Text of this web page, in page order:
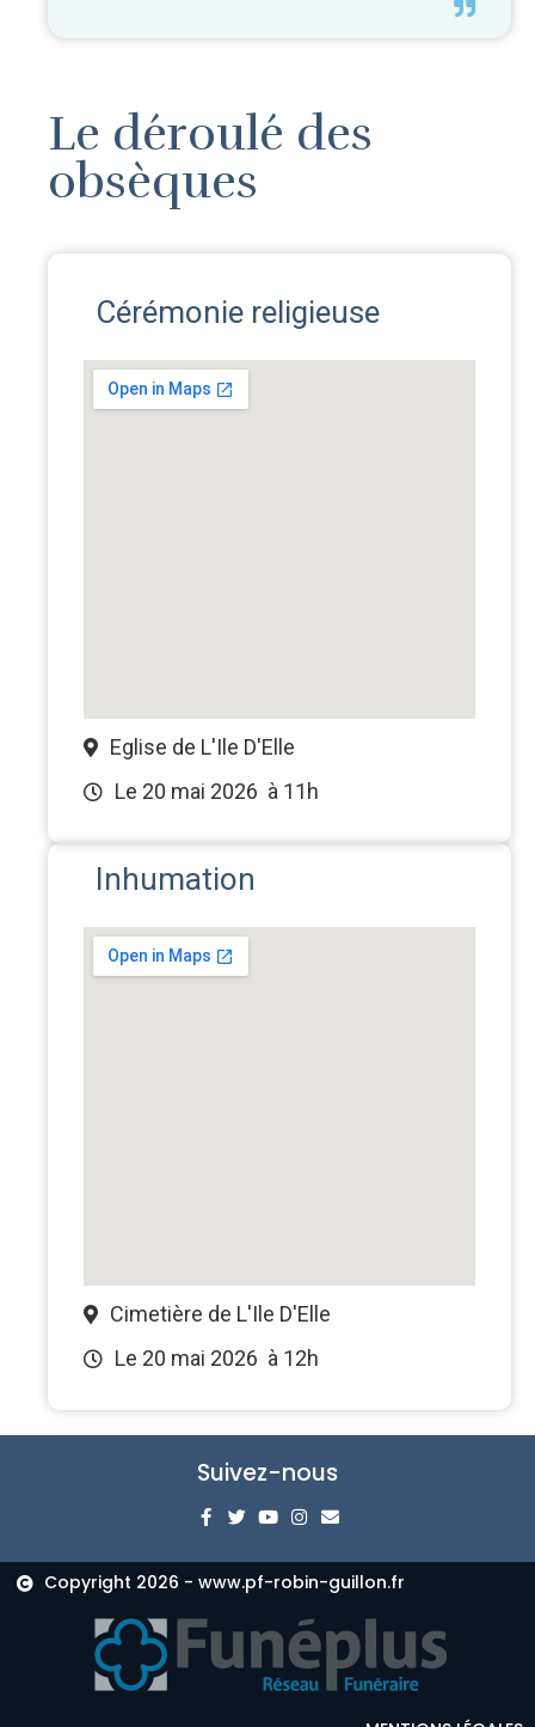
Le déroulé des
obsèques
Cérémonie religieuse
Eglise de L'Ile D'Elle
Le 20 mai 2026 à 11h
Inhumation
Cimetière de L'Ile D'Elle
Le 20 mai 2026 à 12h
Suivez-nous
Copyright 2026 - www.pf-robin-guillon.fr